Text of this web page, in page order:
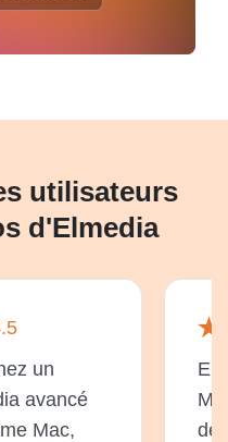
utilisateurs
d'Elmedia
un
avancé
Mac,
de